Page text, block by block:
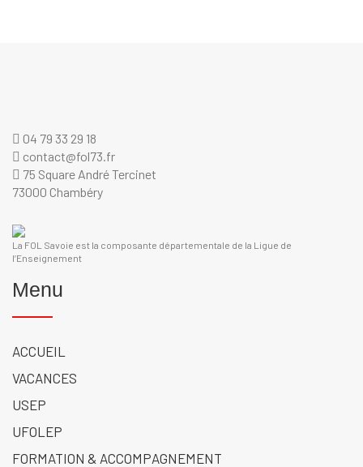
04 79 33 29 18
contact@fol73.fr
75 Square André Tercinet
73000 Chambéry
La FOL Savoie est la composante départementale de la Ligue de
l’Enseignement
Menu
ACCUEIL
VACANCES
USEP
UFOLEP
FORMATION & ACCOMPAGNEMENT